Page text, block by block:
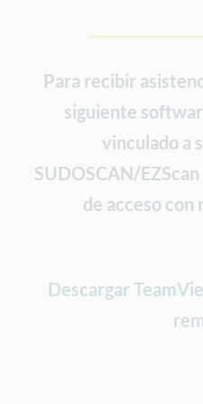
Para recibir
siguiente
vinculado a
SUDOSCAN/
de acceso con
Descargar